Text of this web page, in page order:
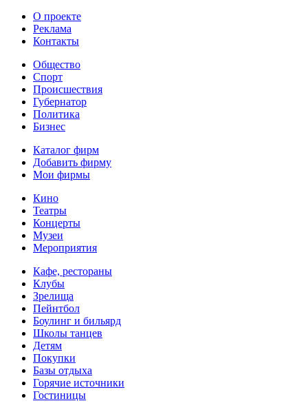
О проекте
Реклама
Контакты
Общество
Спорт
Происшествия
Губернатор
Политика
Бизнес
Каталог фирм
Добавить фирму
Мои фирмы
Кино
Театры
Концерты
Музеи
Мероприятия
Кафе, рестораны
Клубы
Зрелища
Пейнтбол
Боулинг и бильярд
Школы танцев
Детям
Покупки
Базы отдыха
Горячие источники
Гостиницы